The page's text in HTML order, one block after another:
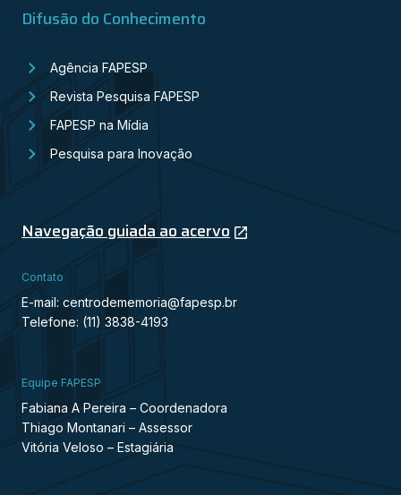
Difusão do Conhecimento
Agência FAPESP
Revista Pesquisa FAPESP
FAPESP na Mídia
Pesquisa para Inovação
Navegação guiada ao acervo
Contato
E-mail: centrodememoria@fapesp.br
Telefone: (11) 3838-4193
Equipe FAPESP
Fabiana A Pereira – Coordenadora
Thiago Montanari – Assessor
Vitória Veloso – Estagiária